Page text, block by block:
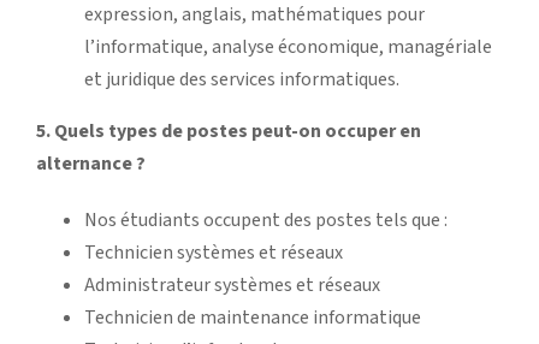
expression, anglais, mathématiques pour
l’informatique, analyse économique, managériale
et juridique des services informatiques.
5. Quels types de postes peut-on occuper en
alternance ?
Nos étudiants occupent des postes tels que :
Technicien systèmes et réseaux
Administrateur systèmes et réseaux
Technicien de maintenance informatique